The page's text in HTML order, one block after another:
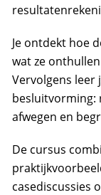
Je ontdekt hoe
wat ze
Vervolgens
besluitvorming:
afwegen en
De cursus
casediscussies